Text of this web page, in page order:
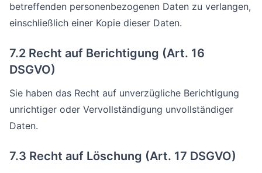
betreffenden personenbezogenen Daten zu verlangen,
einschließlich einer Kopie dieser Daten.
7.2 Recht auf Berichtigung (Art. 16
DSGVO)
Sie haben das Recht auf unverzügliche Berichtigung
unrichtiger oder Vervollständigung unvollständiger
Daten.
7.3 Recht auf Löschung (Art. 17 DSGVO)